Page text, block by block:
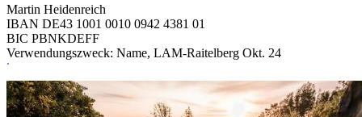
Martin Heidenreich
IBAN DE43 1001 0010 0942 4381 01
BIC PBNKDEFF
Verwendungszweck: Name, LAM-Raitelberg Okt. 24
.